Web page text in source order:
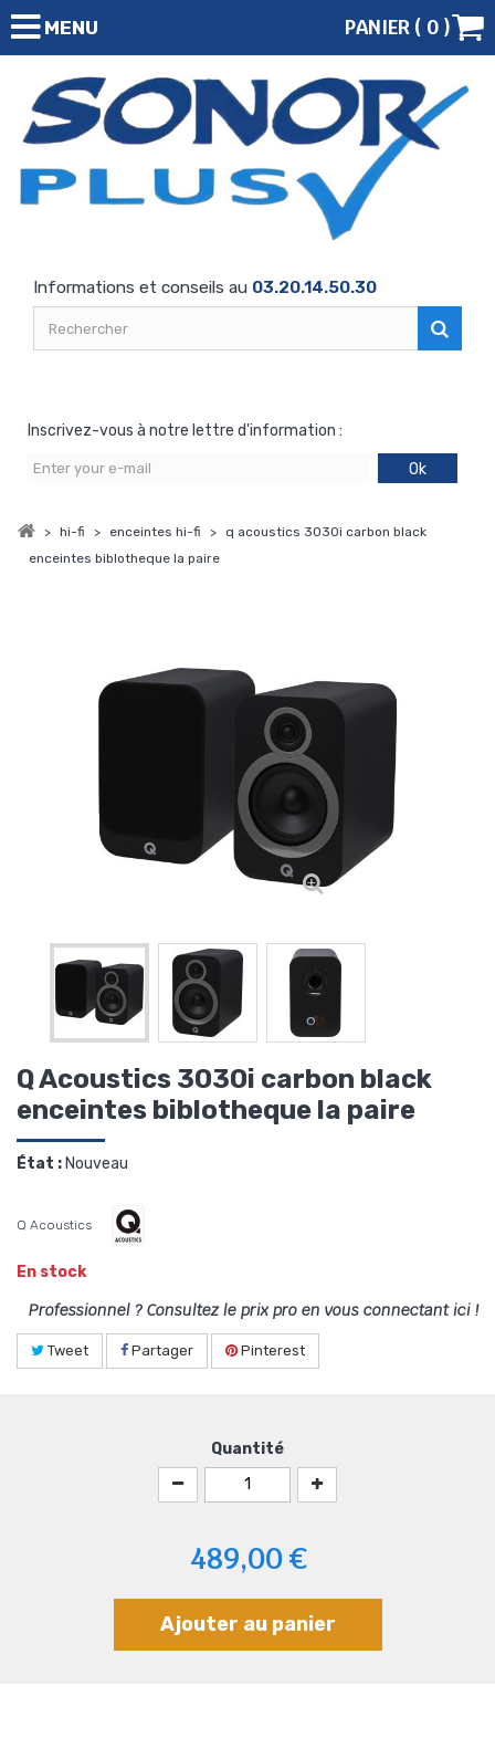
MENU PANIER ( 0 )
Informations et conseils au 03.20.14.50.30
Inscrivez-vous à notre lettre d'information :
Ok
> hi-fi > enceintes hi-fi > q acoustics 3030i carbon black
enceintes biblotheque la paire
Q Acoustics 3030i carbon black
enceintes biblotheque la paire
État :Nouveau
Q Acoustics
En stock
Professionnel ? Consultez le prix pro en vous connectant ici !
Tweet Partager Pinterest
Quantité
489,00 €
Ajouter au panier